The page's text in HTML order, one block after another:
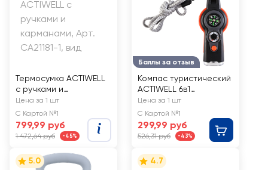
Термосумка ACTIWELL
с ручками и
карманами, Арт.
CA21181-1
Цена за 1 шт
С Картой №1
799,99 руб
1 472,64 руб -45%
Баллы за отзыв
Компас туристический
ACTIWELL 6в1
10,9х4,5х2,6см, Арт.
BXZRST018
Цена за 1 шт
С Картой №1
299,99 руб
526,31 руб -43%
5.0 4.7